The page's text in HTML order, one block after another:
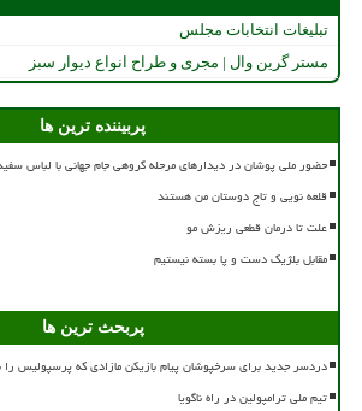
تبلیغات انتخابات مجلس
مستر گرین وال | مجری و طراح انواع دیوار سبز
پربیننده ترین ها
حضور ملی پوشان در دیدارهای مرحله گروهی جام جهانی با لباس
قلعه نویی و تاج دوستان من هستند
علت تا درمان قطعی ریزش مو
مقابل بلژیک دست و پا بسته نیستیم
پربحث ترین ها
دردسر جدید برای سرخپوشان پیام بازیکن مازادی که پرسپولیس را
تیم ملی ترامپولین در راه ناگویا